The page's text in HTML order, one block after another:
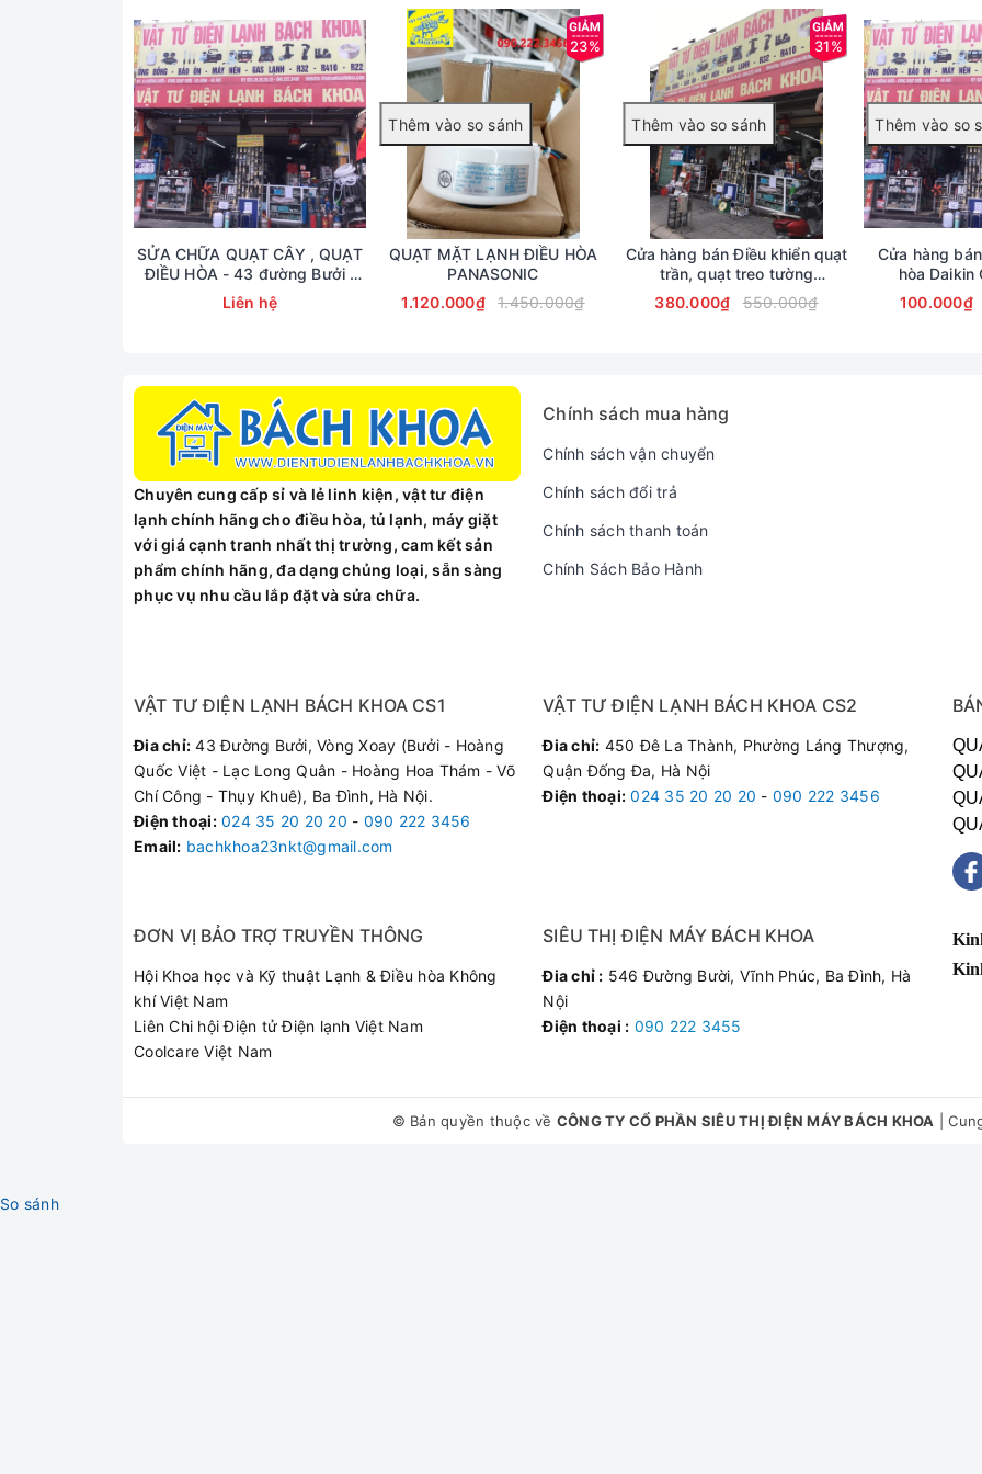
Được trang bị điều khiển từ xa tiện lợi mà không cần di chuyển người dùng vẫn có thể điều chỉnh tốc độ theo
SỬA CHỮA QUẠT CÂY , QUẠT
ĐIỀU HÒA - 43 đường Bưởi (
Lh: 090.222.3456)
Liên hệ
23%
QUẠT MẶT LẠNH ĐIỀU HÒA
PANASONIC
1.120.000₫
1.450.000₫
31%
Cửa hàng bán Điều khiển quạt
trần, quạt treo tường
Mitsubichi - Hàng chính hãng
380.000₫ 550.000₫
Cửa hàng
hòa Daikin
100.000₫
Chuyên cung cấp sỉ và lẻ linh kiện, vật tư điện
lạnh chính hãng cho điều hòa, tủ lạnh, máy giặt
với giá cạnh tranh nhất thị trường, cam kết sản
phẩm chính hãng, đa dạng chủng loại, sẵn sàng
phục vụ nhu cầu lắp đặt và sửa chữa.
Chính sách mua hàng
Chính sách vận chuyển
Chính sách đổi trả
Chính sách thanh toán
Chính Sách Bảo Hành
VẬT TƯ ĐIỆN LẠNH BÁCH KHOA CS1
Đia chỉ: 43 Đường Bưởi, Vòng Xoay (Bưởi - Hoàng
Quốc Việt - Lạc Long Quân - Hoàng Hoa Thám - Võ
Chí Công - Thụy Khuê), Ba Đình, Hà Nội.
Điện thoại: 024 35 20 20 20 - 090 222 3456
Email: bachkhoa23nkt@gmail.com
VẬT TƯ ĐIỆN LẠNH BÁCH KHOA CS2
Đia chỉ: 450 Đê La Thành, Phường Láng Thượng,
Quận Đống Đa, Hà Nội
Điện thoại: 024 35 20 20 20 - 090 222 3456
ĐƠN VỊ BẢO TRỢ TRUYỀN THÔNG
Hội Khoa học và Kỹ thuật Lạnh & Điều hòa Không
khí Việt Nam
Liên Chi hội Điện tử Điện lạnh Việt Nam
Coolcare Việt Nam
SIÊU THỊ ĐIỆN MÁY BÁCH KHOA
Đia chỉ : 546 Đường Bười, Vĩnh Phúc, Ba Đình, Hà
Nội
Điện thoại : 090 222 3455
© Bản quyền thuộc về CÔNG TY CỔ PHẦN SIÊU THỊ ĐIỆN MÁY BÁCH KHOA
So sánh